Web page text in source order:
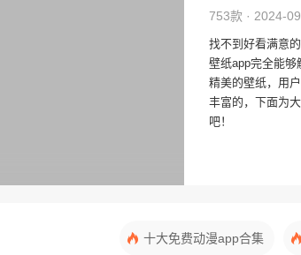
753款 · 2024-
找不到好看满意
壁纸app完全能够
精美的壁纸，用
丰富的，下面为
吧！
十大免费动漫app合集